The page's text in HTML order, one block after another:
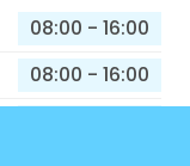
08:00 - 16:00
08:00 - 16:00